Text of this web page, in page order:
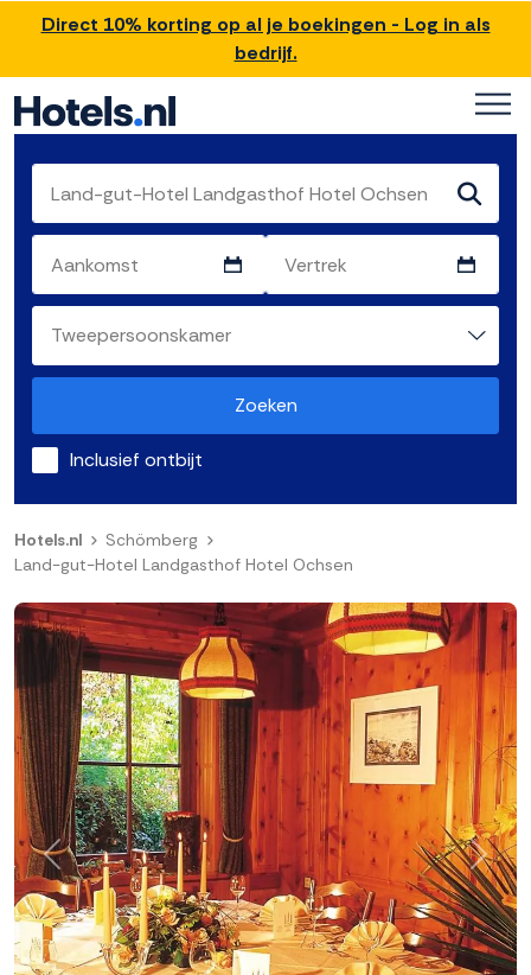
Direct 10% korting op al je boekingen - Log in als
bedrijf.
Zoeken
Inclusief ontbijt
Hotels.nl
Schömberg
Land-gut-Hotel Landgasthof Hotel Ochsen